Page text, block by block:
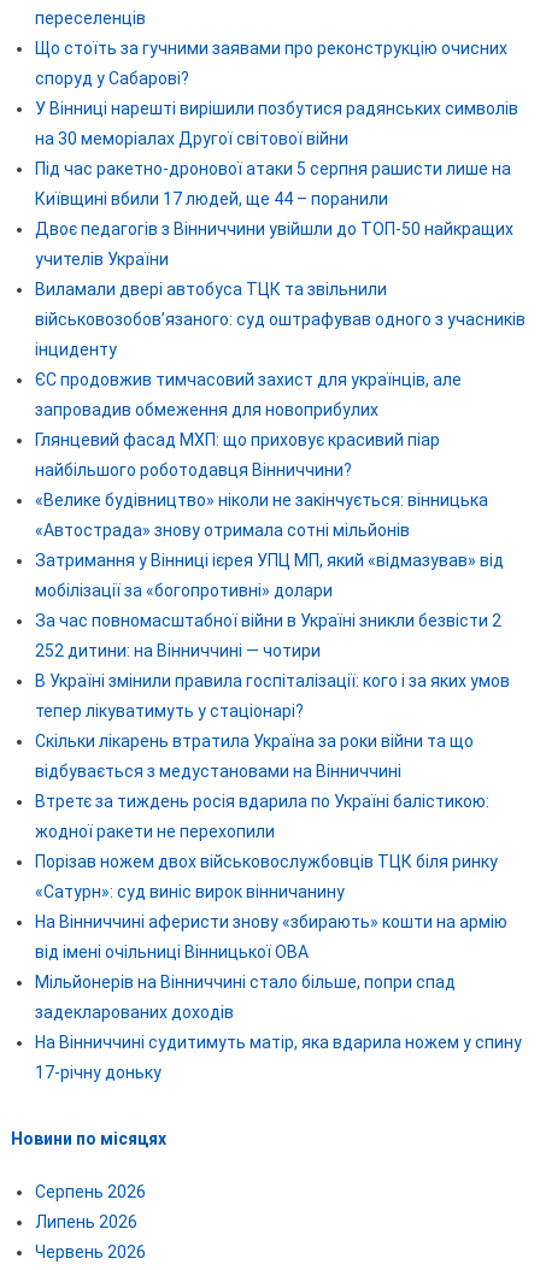
переселенців
Що стоїть за гучними заявами про реконструкцію очисних
споруд у Сабарові?
У Вінниці нарешті вирішили позбутися радянських символів
на 30 меморіалах Другої світової війни
Під час ракетно-дронової атаки 5 серпня рашисти лише на
Київщині вбили 17 людей, ще 44 – поранили
Двоє педагогів з Вінниччини увійшли до ТОП-50 найкращих
учителів України
Виламали двері автобуса ТЦК та звільнили
військовозобов’язаного: суд оштрафував одного з учасників
інциденту
ЄС продовжив тимчасовий захист для українців, але
запровадив обмеження для новоприбулих
Глянцевий фасад МХП: що приховує красивий піар
найбільшого роботодавця Вінниччини?
«Велике будівництво» ніколи не закінчується: вінницька
«Автострада» знову отримала сотні мільйонів
Затримання у Вінниці ієрея УПЦ МП, який «відмазував» від
мобілізації за «богопротивні» долари
За час повномасштабної війни в Україні зникли безвісти 2
252 дитини: на Вінниччині — чотири
В Україні змінили правила госпіталізації: кого і за яких умов
тепер лікуватимуть у стаціонарі?
Скільки лікарень втратила Україна за роки війни та що
відбувається з медустановами на Вінниччині
Втретє за тиждень росія вдарила по Україні балістикою:
жодної ракети не перехопили
Порізав ножем двох військовослужбовців ТЦК біля ринку
«Сатурн»: суд виніс вирок вінничанину
На Вінниччині аферисти знову «збирають» кошти на армію
від імені очільниці Вінницької ОВА
Мільйонерів на Вінниччині стало більше, попри спад
задекларованих доходів
На Вінниччині судитимуть матір, яка вдарила ножем у спину
17-річну доньку
Новини по місяцях
Серпень 2026
Липень 2026
Червень 2026